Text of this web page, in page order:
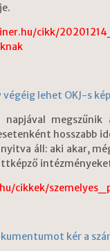
cikk/
végéig lehet OKJ-s
megszűnik
hosszabb
áll: aki akar,
cikkek/
kér a